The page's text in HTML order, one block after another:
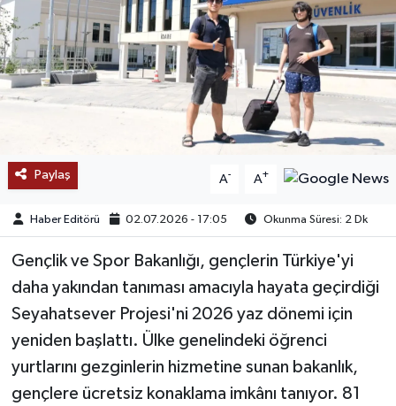
Paylaş A- A+
Haber Editörü 02.07.2026 - 17:05 Okunma Süresi: 2 Dk
Gençlik ve Spor Bakanlığı, gençlerin Türkiye'yi
daha yakından tanıması amacıyla hayata geçirdiği
Seyahatsever Projesi'ni 2026 yaz dönemi için
yeniden başlattı. Ülke genelindeki öğrenci
yurtlarını gezginlerin hizmetine sunan bakanlık,
gençlere ücretsiz konaklama imkânı tanıyor. 81
EĞİTİM
BÖLGE
POPÜLER
DÜNYA
TREND
MEDYA
OTOMOTİV
TEKNOLOJİ